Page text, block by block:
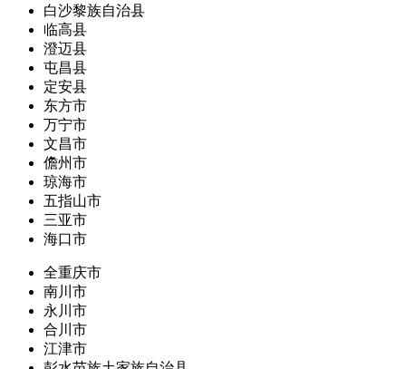
白沙黎族自治县
临高县
澄迈县
屯昌县
定安县
东方市
万宁市
文昌市
儋州市
琼海市
五指山市
三亚市
海口市
全重庆市
南川市
永川市
合川市
江津市